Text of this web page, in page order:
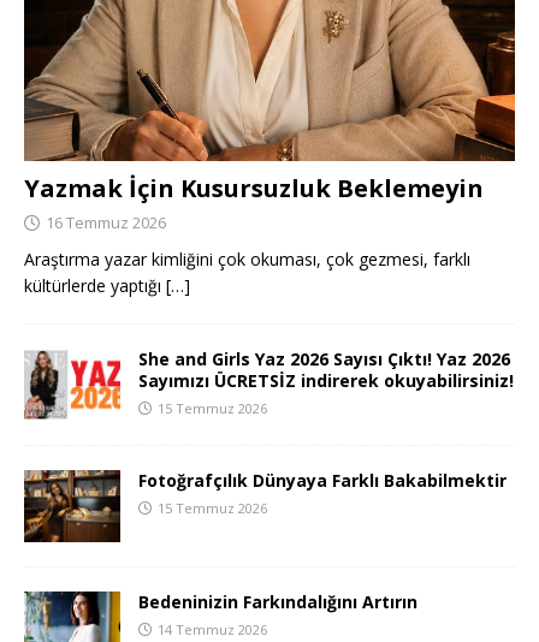
Yazmak İçin Kusursuzluk Beklemeyin
16 Temmuz 2026
Araştırma yazar kimliğini çok okuması, çok gezmesi, farklı
kültürlerde yaptığı […]
She and Girls Yaz 2026 Sayısı Çıktı! Yaz 2026
Sayımızı ÜCRETSİZ indirerek okuyabilirsiniz!
15 Temmuz 2026
Fotoğrafçılık Dünyaya Farklı Bakabilmektir
15 Temmuz 2026
Bedeninizin Farkındalığını Artırın
14 Temmuz 2026